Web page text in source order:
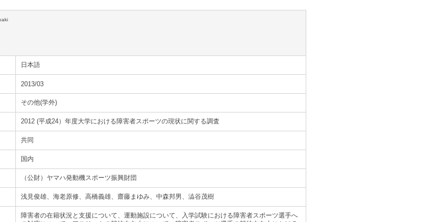
日本語
2013/03
その他(学外)
2012 (平成24）年度大学における障害者スポーツの現状に関する調査
共同
国内
（公財）ヤマハ発動機スポーツ振興財団
浅見俊雄、海老原修、高橋義雄、齋藤まゆみ、中森邦男、澁谷茂樹
障害者の在籍状況と支援について、運動施設について、入学試験における障害者スポーツ選手へ